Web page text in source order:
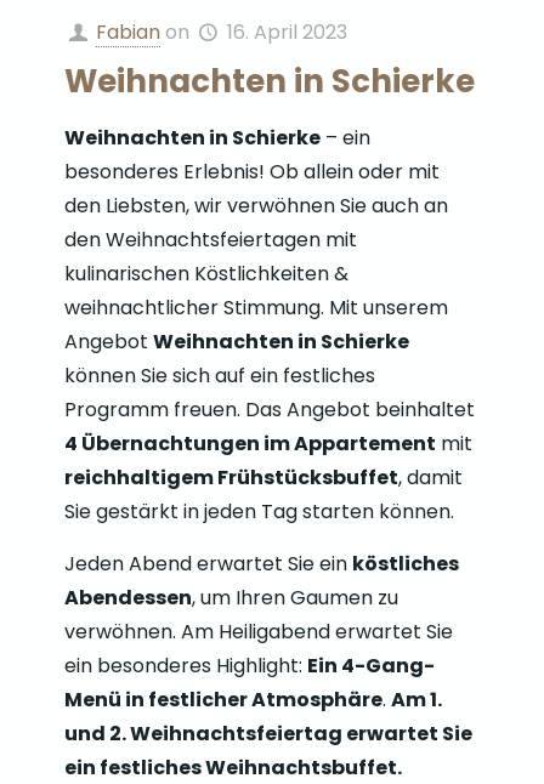
Fabianon 16. April 2023
Weihnachten in Schierke
Weihnachten in Schierke – ein
besonderes Erlebnis! Ob allein oder mit
den Liebsten, wir verwöhnen Sie auch an
den Weihnachtsfeiertagen mit
kulinarischen Köstlichkeiten &
weihnachtlicher Stimmung. Mit unserem
Angebot Weihnachten in Schierke
können Sie sich auf ein festliches
Programm freuen. Das Angebot beinhaltet
4 Übernachtungen im Appartement mit
reichhaltigem Frühstücksbuffet, damit
Sie gestärkt in jeden Tag starten können.
Jeden Abend erwartet Sie ein köstliches
Abendessen, um Ihren Gaumen zu
verwöhnen. Am Heiligabend erwartet Sie
ein besonderes Highlight: Ein 4-Gang-
Menü in festlicher Atmosphäre. Am 1.
und 2. Weihnachtsfeiertag erwartet Sie
ein festliches Weihnachtsbuffet.